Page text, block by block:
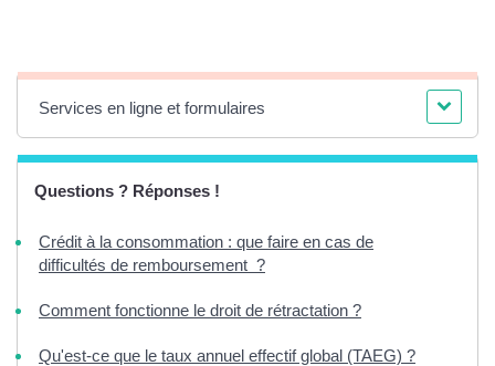
Services en ligne et formulaires
Questions ? Réponses !
Crédit à la consommation : que faire en cas de
difficultés de remboursement ?
Comment fonctionne le droit de rétractation ?
Qu'est-ce que le taux annuel effectif global (TAEG) ?